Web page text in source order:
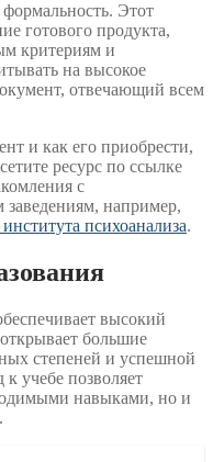
Этот
готового продукта,
критериям и
на высокое
отвечающий всем
и как его приобрести,
ресурс по ссылке
с
например,
психоанализа.
высокий
большие
степеней и успешной
учебе позволяет
навыками, но и